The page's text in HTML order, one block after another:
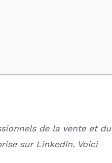
de la vente et du
sur LinkedIn. Voici